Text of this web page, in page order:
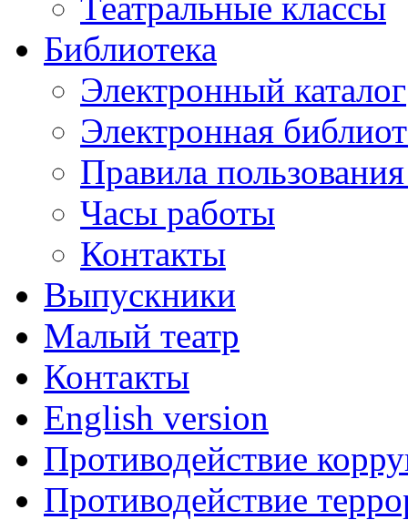
Библиотека
Электронный каталог
Электронная
Правила
Часы работы
Контакты
Выпускники
Малый театр
Контакты
English version
Противодействие
Противодействие